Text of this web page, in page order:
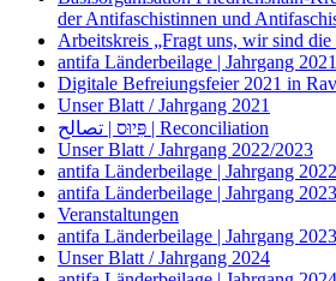
der Antifaschistinnen und
Arbeitskreis „Fragt uns, wir sind die
antifa Länderbeilage | Jahrgang 2021
Digitale Befreiungsfeier 2021 in
Unser Blatt / Jahrgang 2021
פִּיוּס | تصالح | Reconciliation
Unser Blatt / Jahrgang 2022/2023
antifa Länderbeilage | Jahrgang 2022
antifa Länderbeilage | Jahrgang 2023
Veranstaltungen
antifa Länderbeilage | Jahrgang 2023
Unser Blatt / Jahrgang 2024